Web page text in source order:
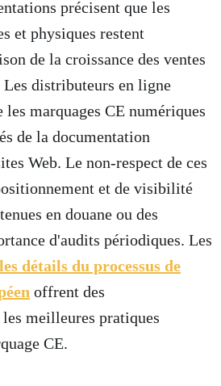
précisent que les
et physiques restent
de la croissance des ventes
distributeurs en ligne
les marquages CE numériques
de la documentation
Web. Le non-respect de ces
et de visibilité
en douane ou des
d'audits périodiques. Les
les détails du processus de
offrent des
meilleures pratiques
CE.